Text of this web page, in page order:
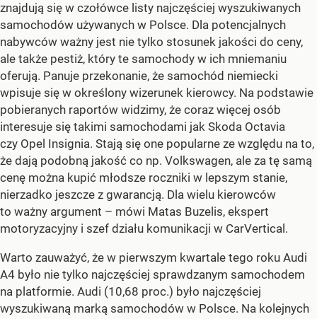
znajdują się w czołówce listy najczęściej wyszukiwanych
samochodów używanych w Polsce. Dla potencjalnych
nabywców ważny jest nie tylko stosunek jakości do ceny,
ale także pestiż, który te samochody w ich mniemaniu
oferują. Panuje przekonanie, że samochód niemiecki
wpisuje się w określony wizerunek kierowcy. Na podstawie
pobieranych raportów widzimy, że coraz więcej osób
interesuje się takimi samochodami jak Skoda Octavia
czy Opel Insignia. Stają się one popularne ze względu na to,
że dają podobną jakość co np. Volkswagen, ale za tę samą
cenę można kupić młodsze roczniki w lepszym stanie,
nierzadko jeszcze z gwarancją. Dla wielu kierowców
to ważny argument – mówi Matas Buzelis, ekspert
motoryzacyjny i szef działu komunikacji w CarVertical.
Warto zauważyć, że w pierwszym kwartale tego roku Audi
A4 było nie tylko najczęściej sprawdzanym samochodem
na platformie. Audi (10,68 proc.) było najczęściej
wyszukiwaną marką samochodów w Polsce. Na kolejnych